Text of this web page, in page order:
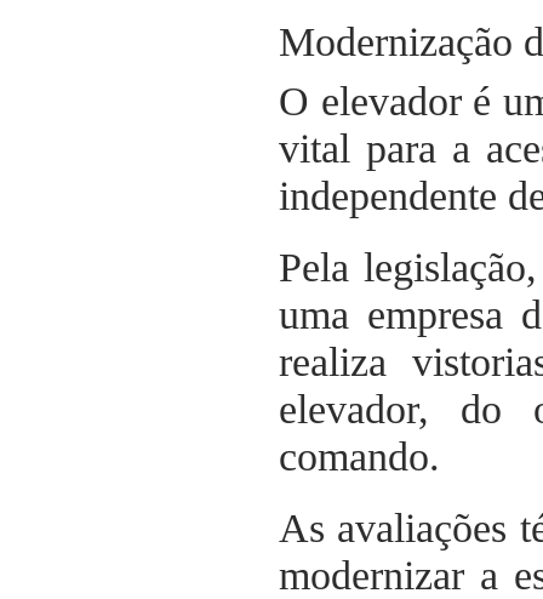
Modernização
O elevador é
vital para a
independente
Pela
uma empresa
realiza
elevador, do
comando.
As avaliações
modernizar a